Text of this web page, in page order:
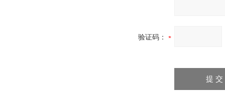
验证码：